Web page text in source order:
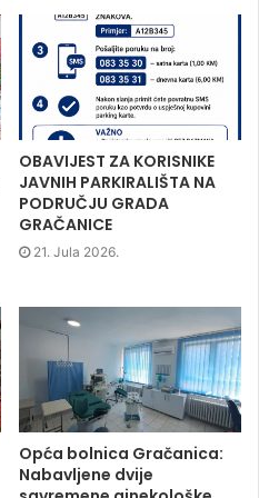
OBAVIJEST ZA KORISNIKE
JAVNIH PARKIRALIŠTA NA
PODRUČJU GRADA
GRAČANICE
21. Jula 2026.
Opća bolnica Gračanica:
Nabavljene dvije